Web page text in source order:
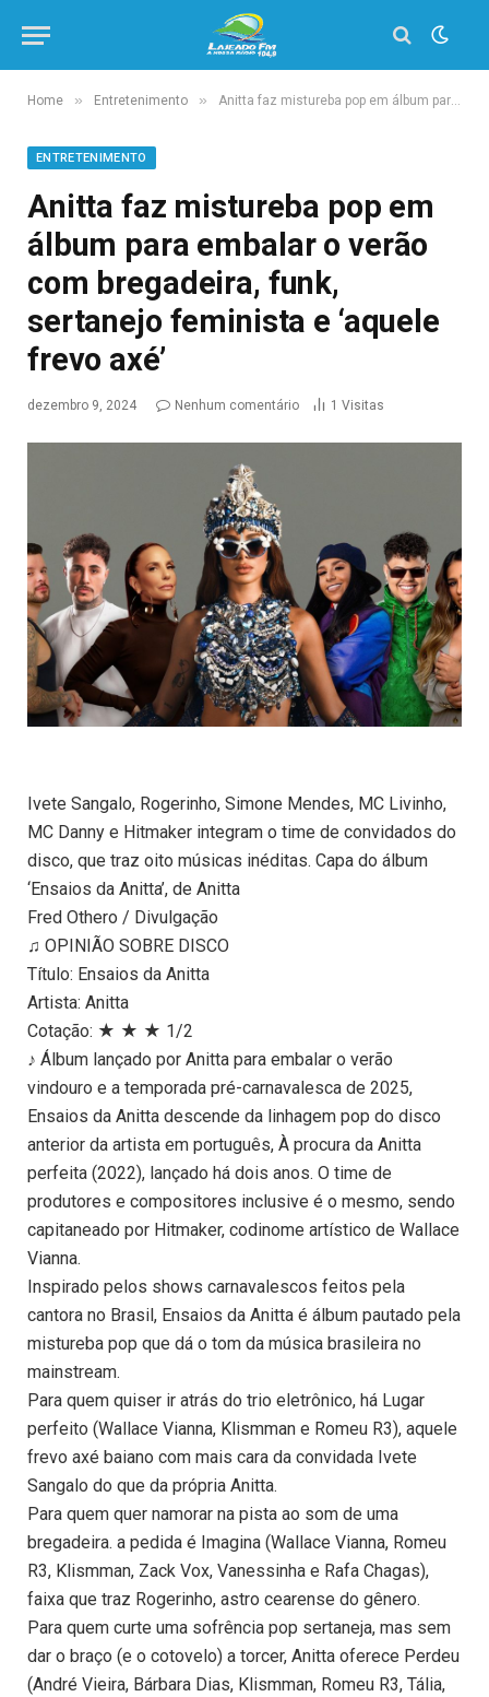
Home » Entretenimento » Anitta faz mistureba pop em álbum para embalar o verão com bregadeira, funk, sertanejo feminista e ‘aquele frevo axé’
ENTRETENIMENTO
Anitta faz mistureba pop em
álbum para embalar o verão
com bregadeira, funk,
sertanejo feminista e ‘aquele
frevo axé’
dezembro 9, 2024 Nenhum comentário 1 Visitas
Ivete Sangalo, Rogerinho, Simone Mendes, MC Livinho,
MC Danny e Hitmaker integram o time de convidados do
disco, que traz oito músicas inéditas. Capa do álbum
‘Ensaios da Anitta’, de Anitta
Fred Othero / Divulgação
♫ OPINIÃO SOBRE DISCO
Título: Ensaios da Anitta
Artista: Anitta
Cotação: ★ ★ ★ 1/2
♪ Álbum lançado por Anitta para embalar o verão
vindouro e a temporada pré-carnavalesca de 2025,
Ensaios da Anitta descende da linhagem pop do disco
anterior da artista em português, À procura da Anitta
perfeita (2022), lançado há dois anos. O time de
produtores e compositores inclusive é o mesmo, sendo
capitaneado por Hitmaker, codinome artístico de Wallace
Vianna.
Inspirado pelos shows carnavalescos feitos pela
cantora no Brasil, Ensaios da Anitta é álbum pautado pela
mistureba pop que dá o tom da música brasileira no
mainstream.
Para quem quiser ir atrás do trio eletrônico, há Lugar
perfeito (Wallace Vianna, Klismman e Romeu R3), aquele
frevo axé baiano com mais cara da convidada Ivete
Sangalo do que da própria Anitta.
Para quem quer namorar na pista ao som de uma
bregadeira. a pedida é Imagina (Wallace Vianna, Romeu
R3, Klismman, Zack Vox, Vanessinha e Rafa Chagas),
faixa que traz Rogerinho, astro cearense do gênero.
Para quem curte uma sofrência pop sertaneja, mas sem
dar o braço (e o cotovelo) a torcer, Anitta oferece Perdeu
(André Vieira, Bárbara Dias, Klismman, Romeu R3, Tália,